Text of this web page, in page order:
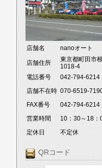
店舗名 nanoオート
店舗住所
東京都町田市
1018-4
電話番号
042-794-6214
店舗不在時 070-6519-
FAX番号
042-794-6214
営業時間
10：30～18：
定休日
不定休
QRコード